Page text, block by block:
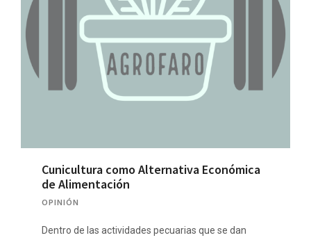
Cunicultura como Alternativa Económica
de Alimentación
OPINIÓN
Dentro de las actividades pecuarias que se dan